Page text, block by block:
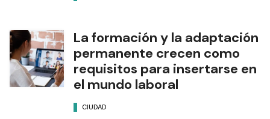
La formación y la adaptación
permanente crecen como
requisitos para insertarse en
el mundo laboral
CIUDAD